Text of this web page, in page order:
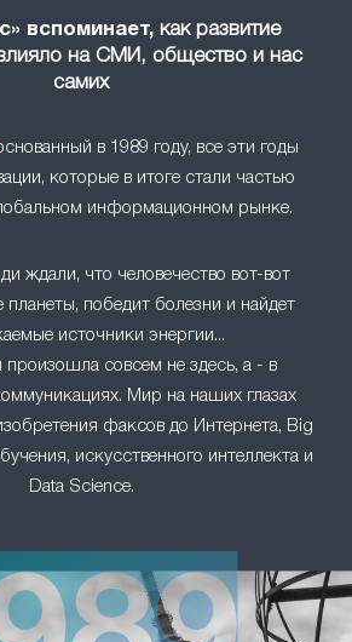
вспоминает,как развитие
на СМИ, общество и нас
самих
в 1989 году, все эти годы
которые в итоге стали частью
информационном рынке.
ждали, что человечество вот-вот
планеты, победит болезни и найдет
источники энергии...
совсем не здесь, а - в
Мир на наших глазах
факсов до Интернета, Big
искусственного интеллекта и
Data Science.